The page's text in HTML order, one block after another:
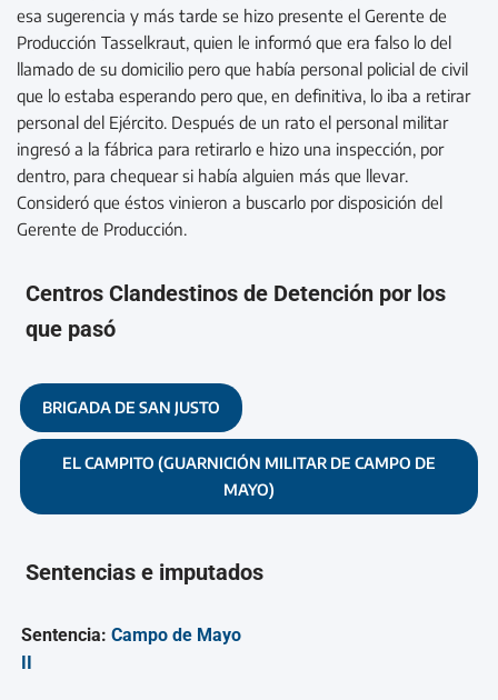
esa sugerencia y más tarde se hizo presente el Gerente de
Producción Tasselkraut, quien le informó que era falso lo del
llamado de su domicilio pero que había personal policial de civil
que lo estaba esperando pero que, en definitiva, lo iba a retirar
personal del Ejército. Después de un rato el personal militar
ingresó a la fábrica para retirarlo e hizo una inspección, por
dentro, para chequear si había alguien más que llevar.
Consideró que éstos vinieron a buscarlo por disposición del
Gerente de Producción.
Centros Clandestinos de Detención por los
que pasó
BRIGADA DE SAN JUSTO
EL CAMPITO (GUARNICIÓN MILITAR DE CAMPO DE
MAYO)
Sentencias e imputados
Sentencia:Campo de Mayo
II